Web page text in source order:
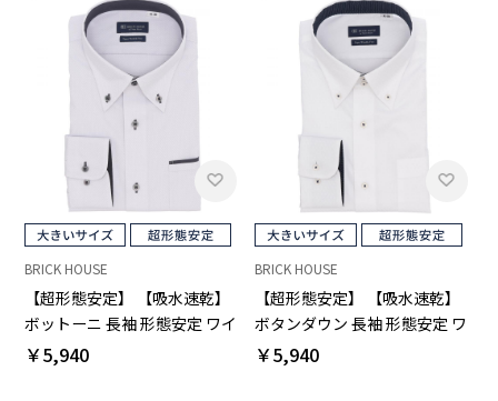
BRICK HOUSE
【超形態安定】 【吸水速乾】
ボットーニ 長袖 形態安定 ワイ
シャツ 大きいサイズ
￥5,940
BRICK HOUSE
【超形態安定】 【吸水速乾】
ボタンダウン 長袖 形態安定 ワ
イシャツ 大きいサイズ
￥5,940